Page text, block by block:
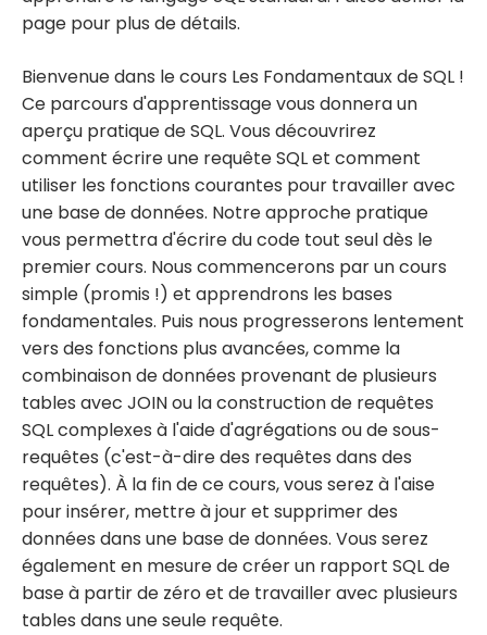
page pour plus de détails.
Bienvenue dans le cours Les Fondamentaux de SQL !
Ce parcours d'apprentissage vous donnera un
aperçu pratique de SQL. Vous découvrirez
comment écrire une requête SQL et comment
utiliser les fonctions courantes pour travailler avec
une base de données. Notre approche pratique
vous permettra d'écrire du code tout seul dès le
premier cours. Nous commencerons par un cours
simple (promis !) et apprendrons les bases
fondamentales. Puis nous progresserons lentement
vers des fonctions plus avancées, comme la
combinaison de données provenant de plusieurs
tables avec JOIN ou la construction de requêtes
SQL complexes à l'aide d'agrégations ou de sous-
requêtes (c'est-à-dire des requêtes dans des
requêtes). À la fin de ce cours, vous serez à l'aise
pour insérer, mettre à jour et supprimer des
données dans une base de données. Vous serez
également en mesure de créer un rapport SQL de
base à partir de zéro et de travailler avec plusieurs
tables dans une seule requête.